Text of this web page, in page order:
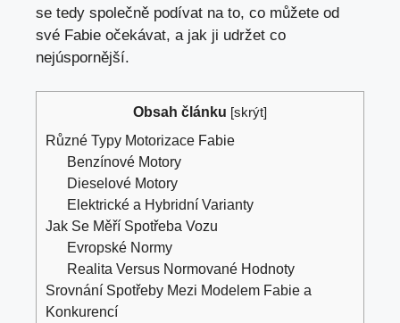
se tedy společně podívat na to, co můžete od
své Fabie očekávat, a jak ji udržet co
nejúspornější.
Obsah článku [skrýt]
Různé Typy Motorizace Fabie
Benzínové Motory
Dieselové Motory
Elektrické a Hybridní Varianty
Jak Se Měří Spotřeba Vozu
Evropské Normy
Realita Versus Normované Hodnoty
Srovnání Spotřeby Mezi Modelem Fabie a
Konkurencí